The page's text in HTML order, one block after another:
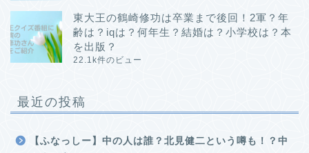
東大王の鶴崎修功は卒業まで後回！2軍？年
齢は？iqは？何年生？結婚は？小学校は？本
を出版？
22.1k件のビュー
最近の投稿
【ふなっしー】中の人は誰？北見健二という噂も！？中